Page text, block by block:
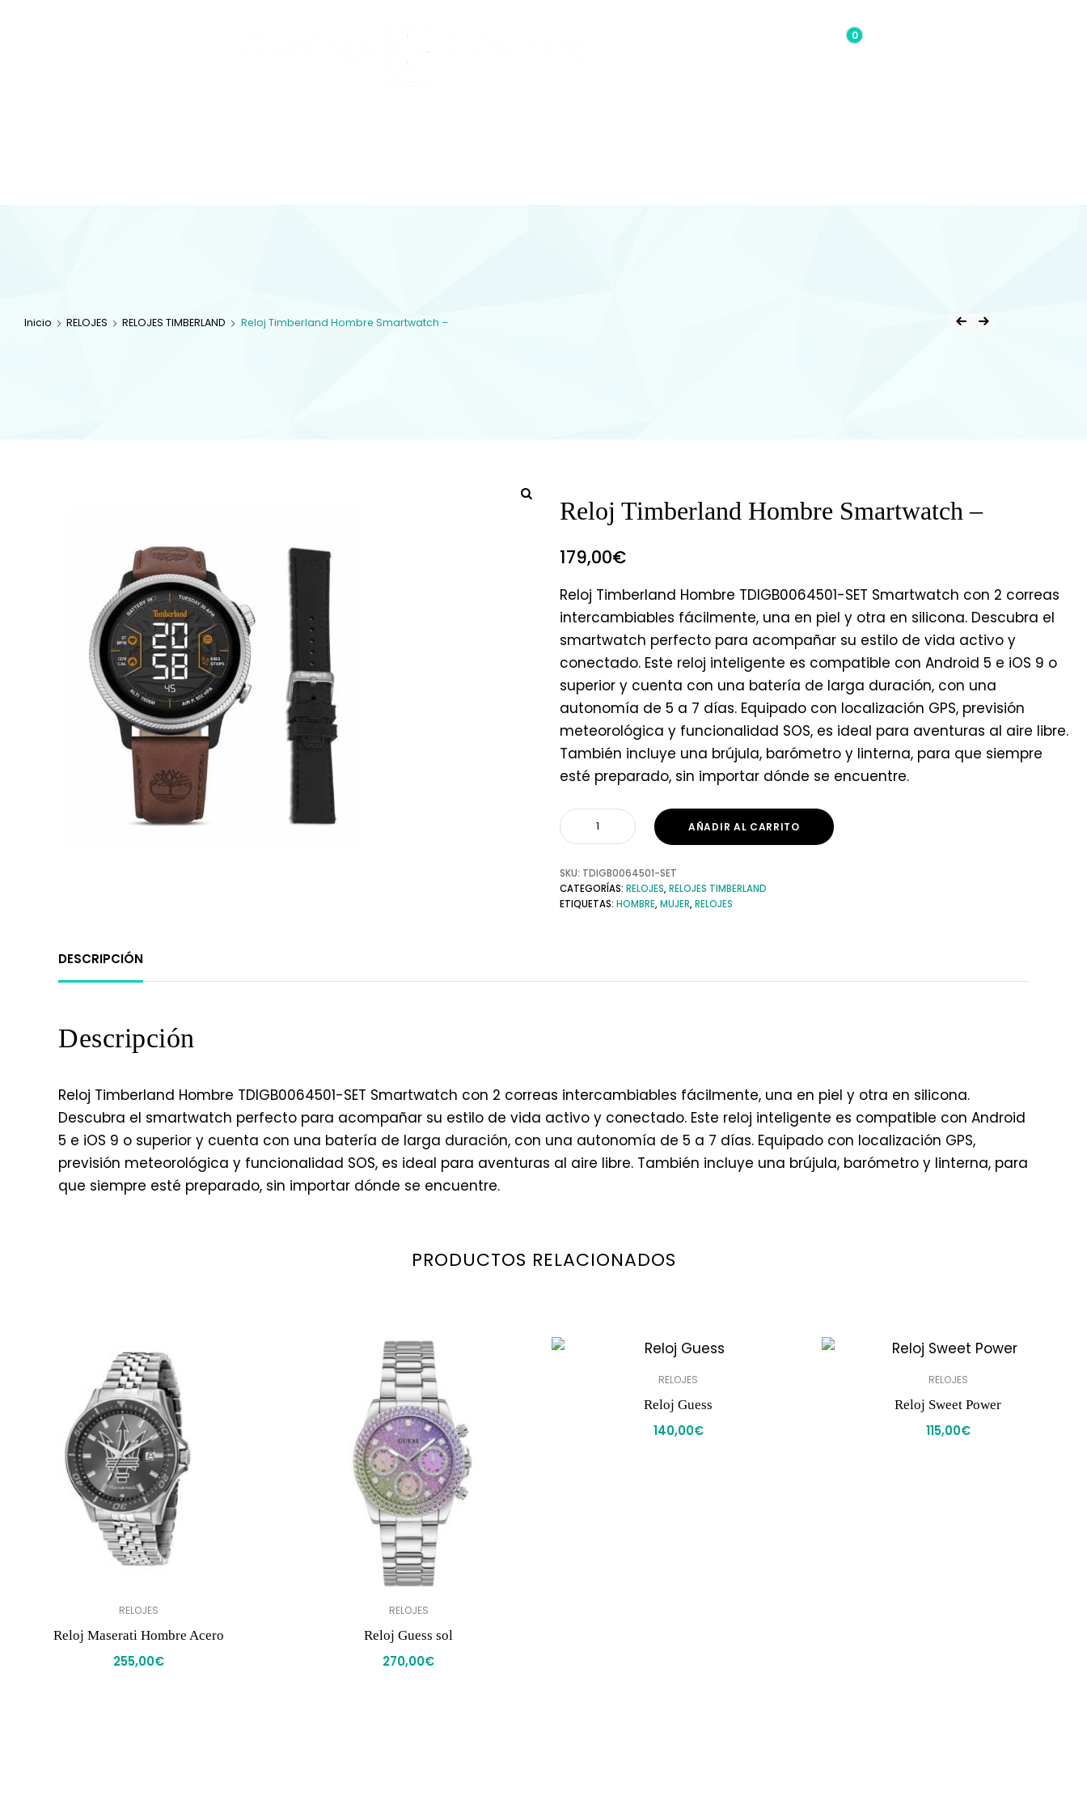
0,00€
0
Inicio RELOJES RELOJES TIMBERLAND Reloj Timberland Hombre Smartwatch –
Reloj Timberland Hombre Smartwatch –
179,00€
Reloj Timberland Hombre TDIGB0064501-SET Smartwatch con 2 correas
intercambiables fácilmente, una en piel y otra en silicona. Descubra el
smartwatch perfecto para acompañar su estilo de vida activo y
conectado. Este reloj inteligente es compatible con Android 5 e iOS 9 o
superior y cuenta con una batería de larga duración, con una
autonomía de 5 a 7 días. Equipado con localización GPS, previsión
meteorológica y funcionalidad SOS, es ideal para aventuras al aire libre.
También incluye una brújula, barómetro y linterna, para que siempre
esté preparado, sin importar dónde se encuentre.
AÑADIR AL CARRITO
SKU: TDIGB0064501-SET
CATEGORÍAS: RELOJES,RELOJES TIMBERLAND
ETIQUETAS: HOMBRE,MUJER,RELOJES
DESCRIPCIÓN
Descripción
Reloj Timberland Hombre TDIGB0064501-SET Smartwatch con 2 correas intercambiables fácilmente, una en piel y otra en silicona.
Descubra el smartwatch perfecto para acompañar su estilo de vida activo y conectado. Este reloj inteligente es compatible con Android
5 e iOS 9 o superior y cuenta con una batería de larga duración, con una autonomía de 5 a 7 días. Equipado con localización GPS,
previsión meteorológica y funcionalidad SOS, es ideal para aventuras al aire libre. También incluye una brújula, barómetro y linterna, para
que siempre esté preparado, sin importar dónde se encuentre.
PRODUCTOS RELACIONADOS
RELOJES
Reloj Maserati Hombre Acero
255,00€
RELOJES
Reloj Guess sol
270,00€
RELOJES
Reloj Guess
140,00€
RELOJES
Reloj Sweet Power
115,00€